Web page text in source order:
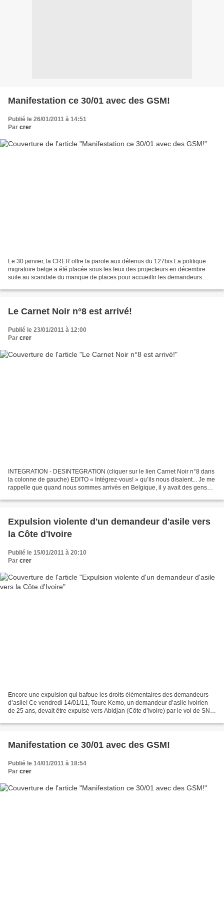
Manifestation ce 30/01 avec des GSM!
Publié le 26/01/2011 à 14:51
Par crer
Le 30 janvier, la CRER offre la parole aux détenus du 127bis La politique
migratoire belge a été placée sous les feux des projecteurs en décembre
suite au scandale du manque de places pour accueillir les demandeurs
Le Carnet Noir n°8 est arrivé!
Publié le 23/01/2011 à 12:00
Par crer
INTEGRATION - DESINTEGRATION (cliquer sur le lien Carnet Noir n°8 dans
la colonne de gauche) EDITO « Intégrez-vous! » qu’ils nous disaient... Je me
rappelle que quand nous sommes arrivés en Belgique, il y avait des gens
Expulsion violente d'un demandeur d'asile vers
la Côte d'Ivoire
Publié le 15/01/2011 à 20:10
Par crer
Encore une expulsion qui bafoue les droits élémentaires des demandeurs
d’asile! Ce vendredi 14/01/11, Toure Kemo, un demandeur d’asile ivoirien
de 25 ans, devait être expulsé vers Abidjan (Côte d’Ivoire) par le vol de SN
Manifestation ce 30/01 avec des GSM!
Publié le 14/01/2011 à 18:54
Par crer